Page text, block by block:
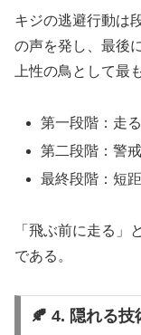
キジの逃避行動は
の声を発し、最後
上性の鳥として最
第一段階：走
第二段階：警
最終段階：短
「飛ぶ前に走る」
である。
🍂 4. 隠れる